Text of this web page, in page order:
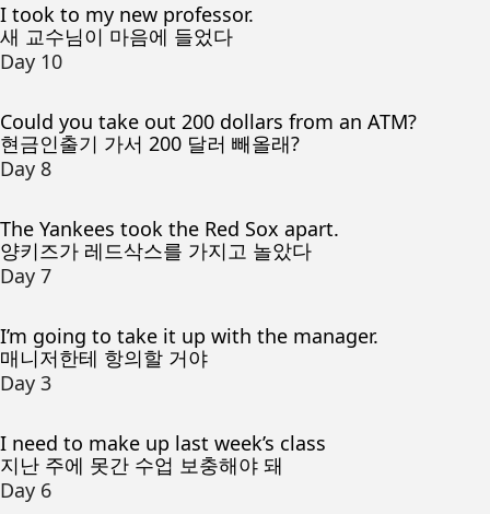
I took to my new professor.
새 교수님이 마음에 들었다
Day 10
Could you take out 200 dollars from an ATM?
현금인출기 가서 200 달러 빼올래?
Day 8
The Yankees took the Red Sox apart.
양키즈가 레드삭스를 가지고 놀았다
Day 7
I’m going to take it up with the manager.
매니저한테 항의할 거야
Day 3
I need to make up last week’s class
지난 주에 못간 수업 보충해야 돼
Day 6